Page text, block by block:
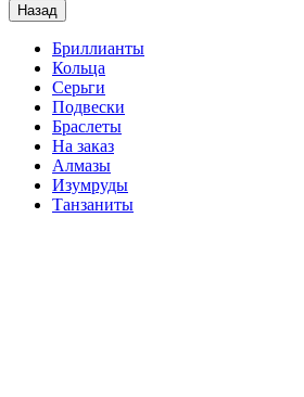
Назад
Бриллианты
Кольца
Серьги
Подвески
Браслеты
На заказ
Алмазы
Изумруды
Танзаниты